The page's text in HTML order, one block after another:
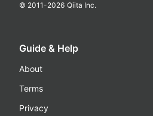
© 2011-2026 Qiita Inc.
Guide & Help
About
Terms
Privacy